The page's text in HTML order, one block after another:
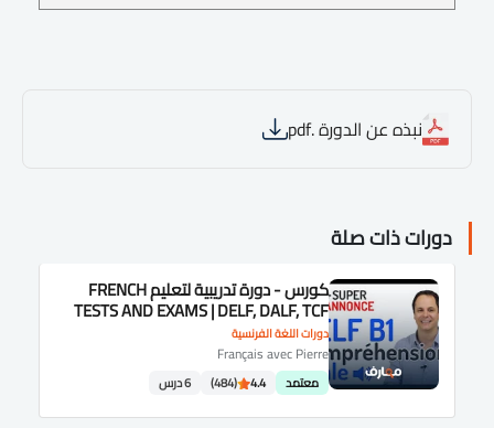
نبذه عن الدورة .pdf
دورات ذات صلة
دورات اللغة الفرنسية
كورس - دورة تدريبية لتعليم FRENCH
TESTS AND EXAMS | DELF, DALF, TCF
Français avec Pierre
معتمد 4.4
(484) 6 درس